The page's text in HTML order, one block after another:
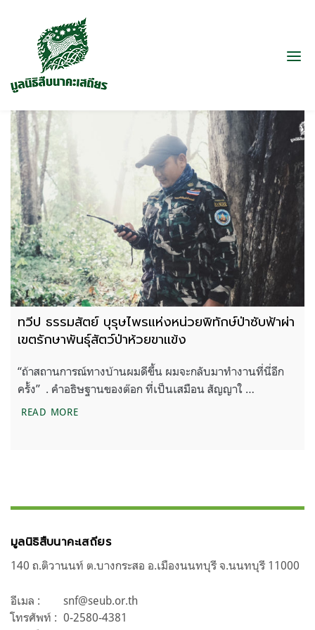
ทวีป ธรรมสัตย์ บุรุษไพรแห่งหน่วยพิทักษ์ป่าซับฟ้าผ่า
เขตรักษาพันธุ์สัตว์ป่าห้วยขาเเข้ง
“ถ้าสถานการณ์ทางบ้านผมดีขึ้น ผมจะกลับมาทำงานที่นี่อีก
ครั้ง” . คำอธิษฐานของต๊อก ที่เป็นเสมือน สัญญาใ …
READ MOREทวีป ธรรมสัตย์ บุรุษไพรแห่งหน่วยพิทักษ์ป่าซับฟ้าผ่า
มูลนิธิสืบนาคะเสถียร
140 ถ.ติวานนท์ ต.บางกระสอ อ.เมืองนนทบุรี จ.นนทบุรี 11000
อีเมล :
snf@seub.or.th
โทรศัพท์ : 0-2580-4381